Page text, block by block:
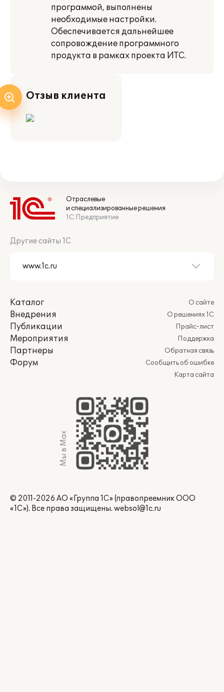
программой, выполнены
необходимые настройки.
Обеспечивается дальнейшее
сопровождение программного
продукта в рамках проекта ИТС.
Отзыв клиента
Отраслевые
и специализированные решения
1С:Предприятие
Другие сайты 1С
Каталог
Внедрения
Публикации
Мероприятия
Партнеры
Форум
О сайте
О решениях 1С
Прайс-лист
Поддержка
Обратная связь
Сообщить об ошибке
Карта сайта
Мы в Max
© 2011-2026 АО «Группа 1С» (правопреемник ООО
«1С»). Все права защищены. websol@1c.ru